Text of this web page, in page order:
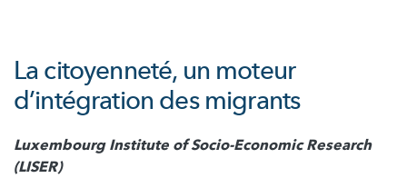
La citoyenneté, un moteur
d’intégration des migrants
Luxembourg Institute of Socio-Economic Research
(LISER)